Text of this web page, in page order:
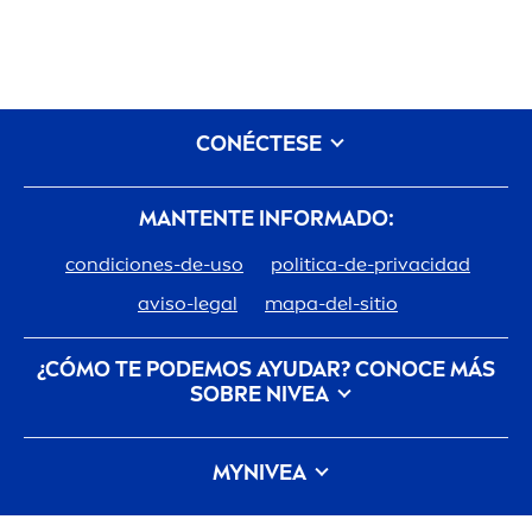
MANTENTE INFORMADO:
condiciones-de-uso
politica-de-privacidad
aviso-legal
mapa-del-sitio
¿CÓMO TE PODEMOS AYUDAR? CONOCE MÁS
SOBRE NIVEA
Descubre la Historia de tu marca de confianza
Trabajar en Beiersdorf
Cómo cuidaNIVEAel planeta Contacto
MYNIVEA
CONÉCTESE